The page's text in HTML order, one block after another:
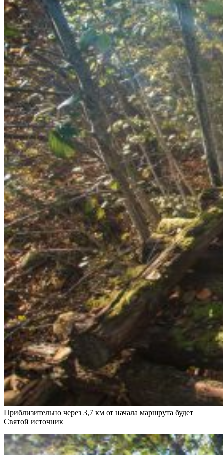
Приблизительно через 3,7 км от начала маршрута будет
Святой источник